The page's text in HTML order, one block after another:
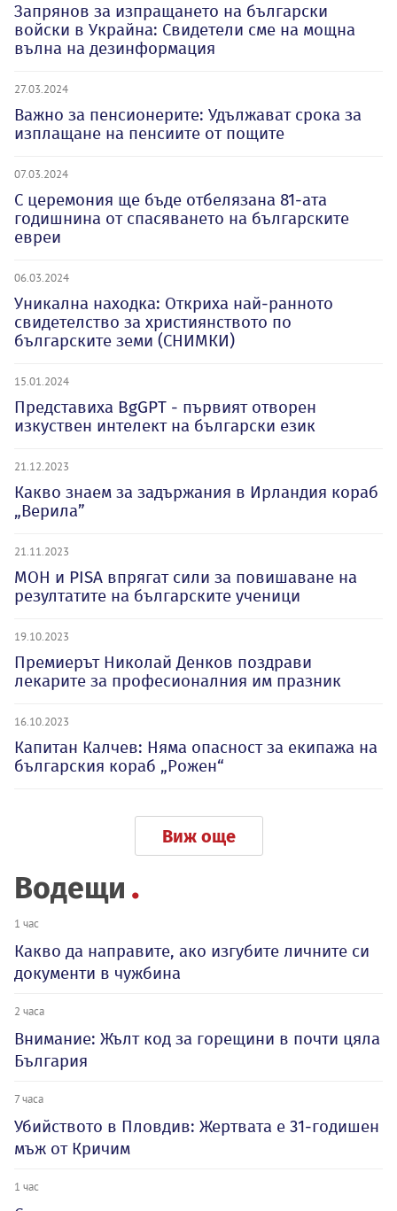
Запрянов за изпращането на български
войски в Украйна: Свидетели сме на мощна
вълна на дезинформация
27.03.2024
Важно за пенсионерите: Удължават срока за
изплащане на пенсиите от пощите
07.03.2024
С церемония ще бъде отбелязана 81-ата
годишнина от спасяването на българските
евреи
06.03.2024
Уникална находка: Откриха най-ранното
свидетелство за християнството по
българските земи (СНИМКИ)
15.01.2024
Представиха BgGPT - първият отворен
изкуствен интелект на български език
21.12.2023
Какво знаем за задържания в Ирландия кораб
„Верила”
21.11.2023
МОН и PISA впрягат сили за повишаване на
резултатите на българските ученици
19.10.2023
Премиерът Николай Денков поздрави
лекарите за професионалния им празник
16.10.2023
Капитан Калчев: Няма опасност за екипажа на
българския кораб „Рожен“
Виж още
Водещи
1 час
Какво да направите, ако изгубите личните си
документи в чужбина
2 часа
Внимание: Жълт код за горещини в почти цяла
България
7 часа
Убийството в Пловдив: Жертвата е 31-годишен
мъж от Кричим
1 час